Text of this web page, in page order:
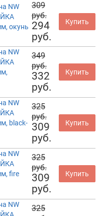
NW
окунь
309
руб.
294
руб.
Купить
NW
349
руб.
332
руб.
Купить
NW
black-
325
руб.
309
руб.
Купить
NW
fire
325
руб.
309
руб.
Купить
NW
325